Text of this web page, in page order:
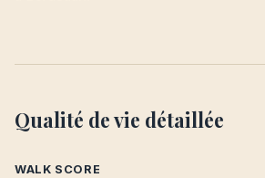
Qualité de vie détaillée
WALK SCORE